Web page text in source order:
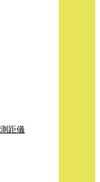
距儀